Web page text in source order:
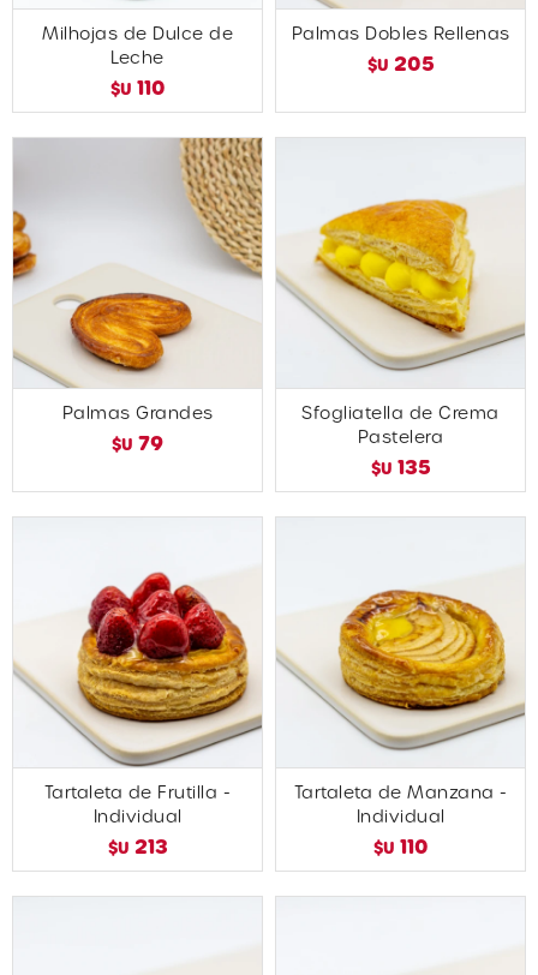
Milhojas de Dulce de
Leche
$U 110
Palmas Dobles Rellenas
$U 205
Palmas Grandes
$U 79
Sfogliatella de Crema
Pastelera
$U 135
Tartaleta de Frutilla -
Individual
$U 213
Tartaleta de Manzana -
Individual
$U 110